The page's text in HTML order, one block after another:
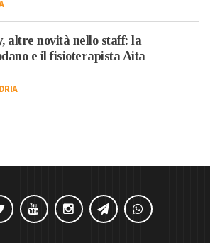
altre novità nello staff: la
e il fisioterapista Aita